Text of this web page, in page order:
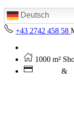
Deutsch
+43 2742 458 58
1000 m²
&